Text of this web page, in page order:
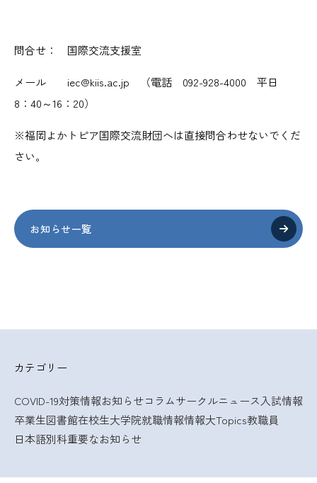
問合せ： 国際交流支援室
メール iec@kiis.ac.jp （電話 092-928-4000 平日
8：40～16：20）
※福岡よかトピア国際交流財団へは直接問合わせないでくだ
さい。
お知らせ一覧
カテゴリー
COVID-19対策情報お知らせコラムサークルニュース入試情報
卒業生図書館在校生大学院就職情報情報大Topics教職員
日本語別科重要なお知らせ